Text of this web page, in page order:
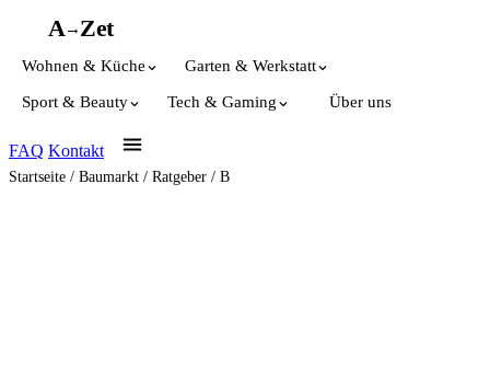
A→Zet
Wohnen & Küche Garten & Werkstatt
Sport & Beauty Tech & Gaming Über uns
FAQ Kontakt
Startseite / Baumarkt / Ratgeber / B